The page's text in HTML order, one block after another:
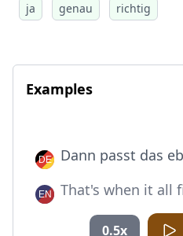
ja genau richtig
Examples
Dann passt das
That's when it all
0.5x